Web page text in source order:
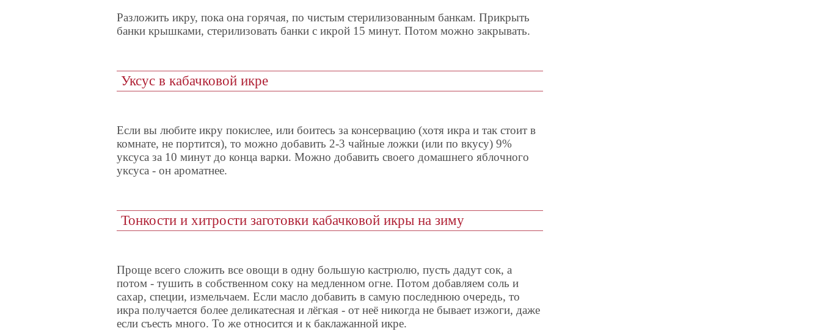
Разложить икру, пока она горячая, по чистым стерилизованным банкам. Прикрыть
банки крышками, стерилизовать банки с икрой 15 минут. Потом можно закрывать.
Уксус в кабачковой икре
Если вы любите икру покислее, или боитесь за консервацию (хотя икра и так стоит в
комнате, не портится), то можно добавить 2-3 чайные ложки (или по вкусу) 9%
уксуса за 10 минут до конца варки. Можно добавить своего домашнего яблочного
уксуса - он ароматнее.
Тонкости и хитрости заготовки кабачковой икры на зиму
Проще всего сложить все овощи в одну большую кастрюлю, пусть дадут сок, а
потом - тушить в собственном соку на медленном огне. Потом добавляем соль и
сахар, специи, измельчаем. Если масло добавить в самую последнюю очередь, то
икра получается более деликатесная и лёгкая - от неё никогда не бывает изжоги, даже
если съесть много. То же относится и к баклажанной икре.